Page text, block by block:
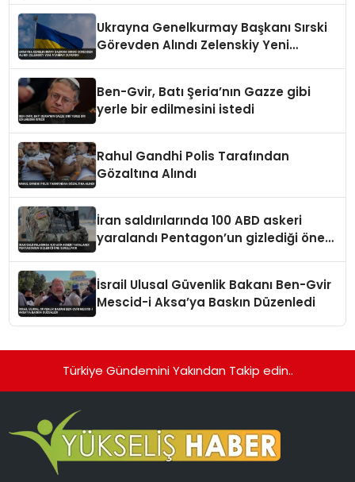
Ukrayna Genelkurmay Başkanı Sırski
Görevden Alındı Zelenskiy Yeni
Ben-Gvir, Batı Şeria’nın Gazze gibi
yerle bir edilmesini istedi
Rahul Gandhi Polis Tarafından
Gözaltına Alındı
İran saldırılarında 100 ABD askeri
yaralandı Pentagon’un gizlediği öne
İsrail Ulusal Güvenlik Bakanı Ben-Gvir
Mescid-i Aksa’ya Baskın Düzenledi
Türkiye Gündemini Yakından Takip edin..